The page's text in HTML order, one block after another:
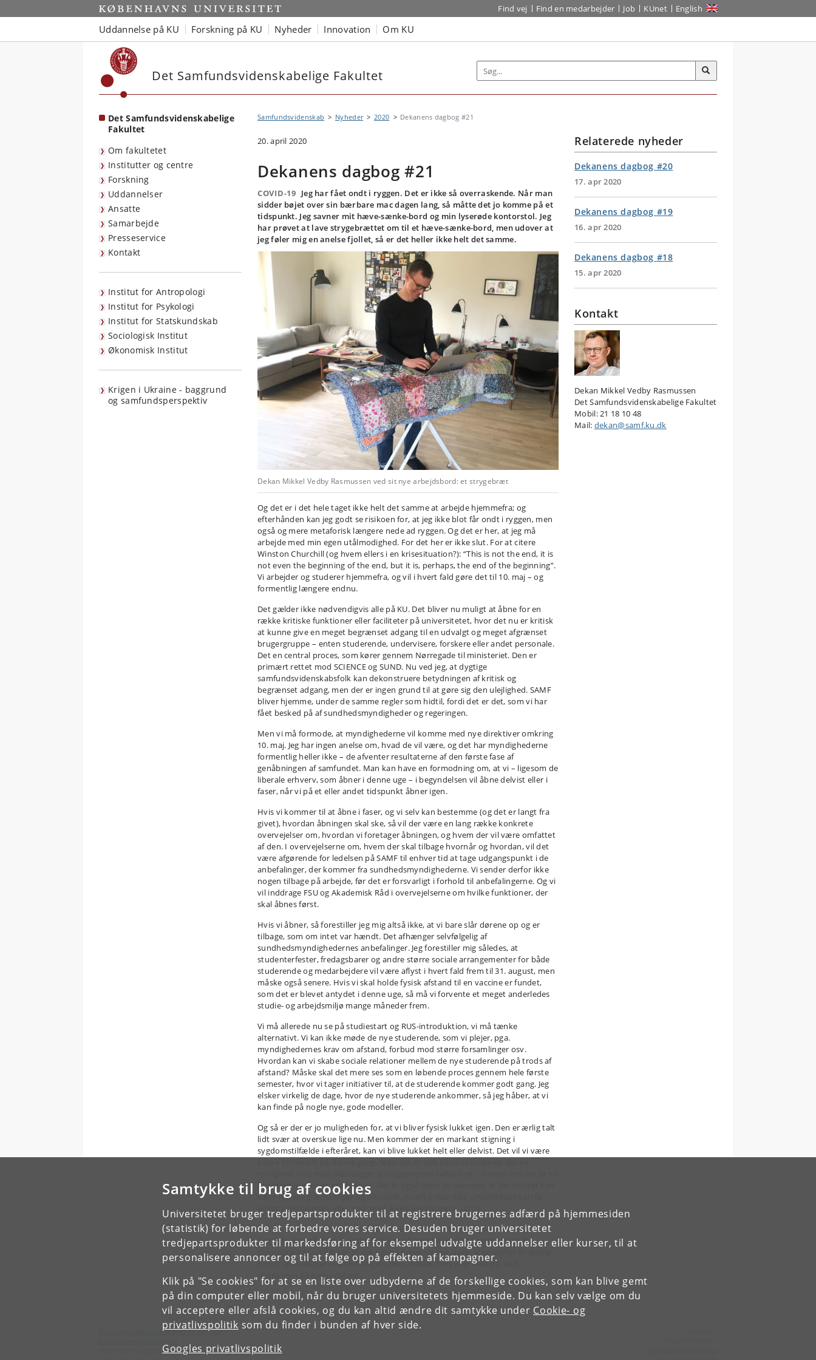
Samtykke til brug af cookies
Universitetet bruger tredjepartsprodukter til at registrere brugernes adfærd på hjemmesiden
(statistik) for løbende at forbedre vores service. Desuden bruger universitetet
tredjepartsprodukter til markedsføring af for eksempel udvalgte uddannelser eller kurser, til at
personalisere annoncer og til at følge op på effekten af kampagner.
Klik på "Se cookies" for at se en liste over udbyderne af de forskellige cookies, som kan blive gemt
på din computer eller mobil, når du bruger universitetets hjemmeside. Du kan selv vælge om du
vil acceptere eller afslå cookies, og du kan altid ændre dit samtykke under Cookie- og
privatlivspolitik som du finder i bunden af hver side.
Googles privatlivspolitik
Start Find vej Find en medarbejder Job KUnet English
Uddannelse på KU Forskning på KU Nyheder Innovation Om KU
Det Samfundsvidenskabelige Fakultet
Det Samfundsvidenskabelige
Fakultet
Om fakultetet
Institutter og centre
Forskning
Uddannelser
Ansatte
Samarbejde
Presseservice
Kontakt
Institut for Antropologi
Institut for Psykologi
Institut for Statskundskab
Sociologisk Institut
Økonomisk Institut
Krigen i Ukraine - baggrund
og samfundsperspektiv
Samfundsvidenskab Nyheder 2020 Dekanens dagbog #21
20. april 2020
Dekanens dagbog #21
COVID-19 Jeg har fået ondt i ryggen. Det er ikke så overraskende. Når man
sidder bøjet over sin bærbare mac dagen lang, så måtte det jo komme på et
tidspunkt. Jeg savner mit hæve-sænke-bord og min lyserøde kontorstol. Jeg
har prøvet at lave strygebrættet om til et hæve-sænke-bord, men udover at
jeg føler mig en anelse fjollet, så er det heller ikke helt det samme.
Dekan Mikkel Vedby Rasmussen ved sit nye arbejdsbord: et strygebræt
Og det er i det hele taget ikke helt det samme at arbejde hjemmefra; og
efterhånden kan jeg godt se risikoen for, at jeg ikke blot får ondt i ryggen, men
også og mere metaforisk længere nede ad ryggen. Og det er her, at jeg må
arbejde med min egen utålmodighed. For det her er ikke slut. For at citere
Winston Churchill (og hvem ellers i en krisesituation?): “This is not the end, it is
not even the beginning of the end, but it is, perhaps, the end of the beginning”.
Vi arbejder og studerer hjemmefra, og vil i hvert fald gøre det til 10. maj – og
formentlig længere endnu.
Det gælder ikke nødvendigvis alle på KU. Det bliver nu muligt at åbne for en
række kritiske funktioner eller faciliteter på universitetet, hvor det nu er kritisk
at kunne give en meget begrænset adgang til en udvalgt og meget afgrænset
brugergruppe – enten studerende, undervisere, forskere eller andet personale.
Det en central proces, som kører gennem Nørregade til ministeriet. Den er
primært rettet mod SCIENCE og SUND. Nu ved jeg, at dygtige
samfundsvidenskabsfolk kan dekonstruere betydningen af kritisk og
begrænset adgang, men der er ingen grund til at gøre sig den ulejlighed. SAMF
bliver hjemme, under de samme regler som hidtil, fordi det er det, som vi har
fået besked på af sundhedsmyndigheder og regeringen.
Men vi må formode, at myndighederne vil komme med nye direktiver omkring
10. maj. Jeg har ingen anelse om, hvad de vil være, og det har myndighederne
formentlig heller ikke – de afventer resultaterne af den første fase af
genåbningen af samfundet. Man kan have en formodning om, at vi – ligesom de
liberale erhverv, som åbner i denne uge – i begyndelsen vil åbne delvist eller i
faser, når vi på et eller andet tidspunkt åbner igen.
Hvis vi kommer til at åbne i faser, og vi selv kan bestemme (og det er langt fra
givet), hvordan åbningen skal ske, så vil der være en lang række konkrete
overvejelser om, hvordan vi foretager åbningen, og hvem der vil være omfattet
af den. I overvejelserne om, hvem der skal tilbage hvornår og hvordan, vil det
være afgørende for ledelsen på SAMF til enhver tid at tage udgangspunkt i de
anbefalinger, der kommer fra sundhedsmyndighederne. Vi sender derfor ikke
nogen tilbage på arbejde, før det er forsvarligt i forhold til anbefalingerne. Og vi
vil inddrage FSU og Akademisk Råd i overvejelserne om hvilke funktioner, der
skal åbnes først.
Hvis vi åbner, så forestiller jeg mig altså ikke, at vi bare slår dørene op og er
tilbage, som om intet var hændt. Det afhænger selvfølgelig af
sundhedsmyndighedernes anbefalinger. Jeg forestiller mig således, at
studenterfester, fredagsbarer og andre større sociale arrangementer for både
studerende og medarbejdere vil være aflyst i hvert fald frem til 31. august, men
måske også senere. Hvis vi skal holde fysisk afstand til en vaccine er fundet,
som det er blevet antydet i denne uge, så må vi forvente et meget anderledes
studie- og arbejdsmiljø mange måneder frem.
Vi må allerede nu se på studiestart og RUS-introduktion, vi må tænke
alternativt. Vi kan ikke møde de nye studerende, som vi plejer, pga.
myndighedernes krav om afstand, forbud mod større forsamlinger osv.
Hvordan kan vi skabe sociale relationer mellem de nye studerende på trods af
afstand? Måske skal det mere ses som en løbende proces gennem hele første
semester, hvor vi tager initiativer til, at de studerende kommer godt gang. Jeg
elsker virkelig de dage, hvor de nye studerende ankommer, så jeg håber, at vi
kan finde på nogle nye, gode modeller.
Og så er der er jo muligheden for, at vi bliver fysisk lukket igen. Den er ærlig talt
lidt svær at overskue lige nu. Men kommer der en markant stigning i
sygdomstilfælde i efteråret, kan vi blive lukket helt eller delvist. Det vil vi være
konference eller en julefrokost. Det er også værd at overveje, at der fortsat kan
være rejsebegrænsninger og områder, hvorfra man ikke umiddelbart kan få
adgang til Danmark eller som man ikke bare kan rejse ud til.
Der gik næsten 3 år fra Churchills tale til Anden Verdenskrig rent faktisk
sluttede. Der går forhåbentlig ikke lige så lang tid, før jeg kommer væk fra
strygebrættet og tilbage til det rigtige hæve-sænke-bord. Men derfor er stadig
rigtigt, at vi ikke er ved slutningen, men måske, hvis vi er heldige, ved
slutningen på begyndelsen.
Relaterede nyheder
Dekanens dagbog #20
17. apr 2020
Dekanens dagbog #19
16. apr 2020
Dekanens dagbog #18
15. apr 2020
Kontakt
Dekan Mikkel Vedby Rasmussen
Det Samfundsvidenskabelige Fakultet
Mobil: 21 18 10 48
Mail: dekan@samf.ku.dk
Det Samfundsvidenskabelige Fakultet
Øster Farimagsgade 5